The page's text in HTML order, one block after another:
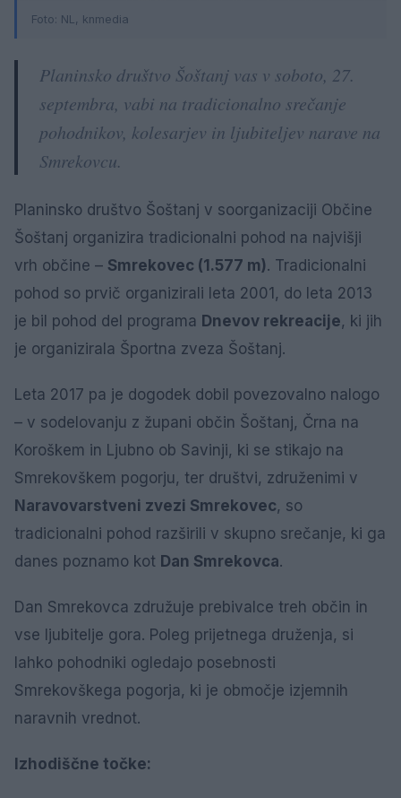
Foto: NL, knmedia
Planinsko društvo Šoštanj vas v soboto, 27.
septembra, vabi na tradicionalno srečanje
pohodnikov, kolesarjev in ljubiteljev narave na
Smrekovcu.
Planinsko društvo Šoštanj v soorganizaciji Občine
Šoštanj organizira tradicionalni pohod na najvišji
vrh občine – Smrekovec (1.577 m). Tradicionalni
pohod so prvič organizirali leta 2001, do leta 2013
je bil pohod del programa Dnevov rekreacije, ki jih
je organizirala Športna zveza Šoštanj.
Leta 2017 pa je dogodek dobil povezovalno nalogo
– v sodelovanju z župani občin Šoštanj, Črna na
Koroškem in Ljubno ob Savinji, ki se stikajo na
Smrekovškem pogorju, ter društvi, združenimi v
Naravovarstveni zvezi Smrekovec, so
tradicionalni pohod razširili v skupno srečanje, ki ga
danes poznamo kot Dan Smrekovca.
Dan Smrekovca združuje prebivalce treh občin in
vse ljubitelje gora. Poleg prijetnega druženja, si
lahko pohodniki ogledajo posebnosti
Smrekovškega pogorja, ki je območje izjemnih
naravnih vrednot.
Izhodiščne točke: